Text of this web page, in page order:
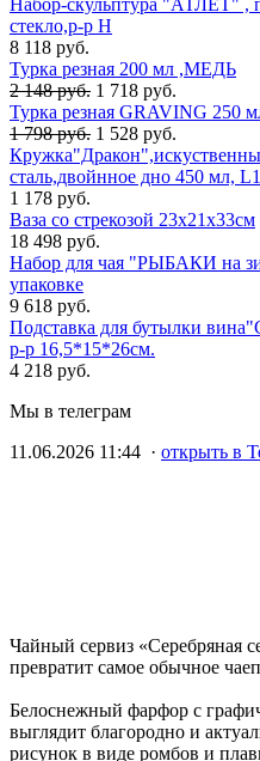
Набор-скульптура "АТЛЕТ" ,
стекло,р-р H
8 118 руб.
Турка резная 200 мл ,МЕДЬ
2 148 руб. 1 718 руб.
Турка резная GRAVING 250
1 798 руб. 1 528 руб.
сталь,двойнное дно 450 мл,
1 178 руб.
Ваза со стрекозой 23x21x33см
18 498 руб.
Набор для чая "РЫБАКИ на
упаковке
9 618 руб.
Подставка для бутылки
р-р 16,5*15*26см.
4 218 руб.
Мы в телеграм
11.06.2026 11:44 · открыть в
Чайный сервиз «Серебряная
превратит самое обычное
Белоснежный фарфор с
выглядит благородно и
рисунок в виде ромбов и